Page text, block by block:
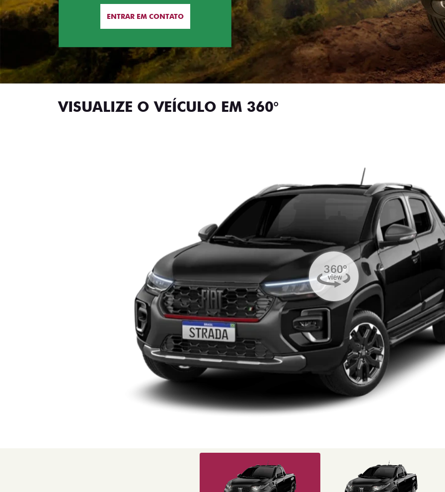
ENTRAR EM CONTATO
VISUALIZE O VEÍCULO EM 360°